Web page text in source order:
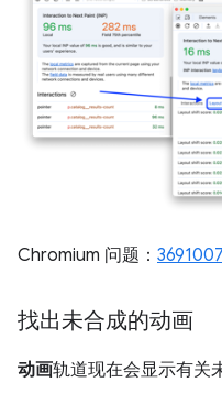
Chromium 问题：
找出未合成的动画
动画轨道现在会显示有关